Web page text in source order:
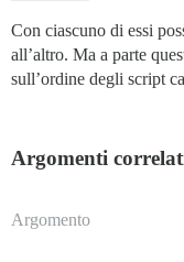
Con ciascuno di essi
all’altro. Ma a parte
sull’ordine degli script
Argomenti
Argomento